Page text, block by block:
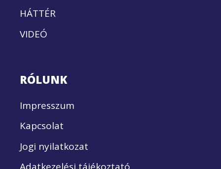
HÁTTÉR
VIDEÓ
RÓLUNK
Impresszum
Kapcsolat
Jogi nyilatkozat